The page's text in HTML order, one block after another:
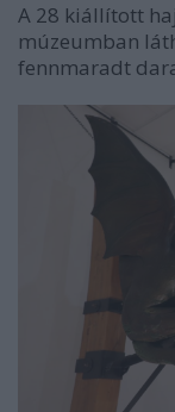
A 28 kiállított
múzeumban
fennmaradt